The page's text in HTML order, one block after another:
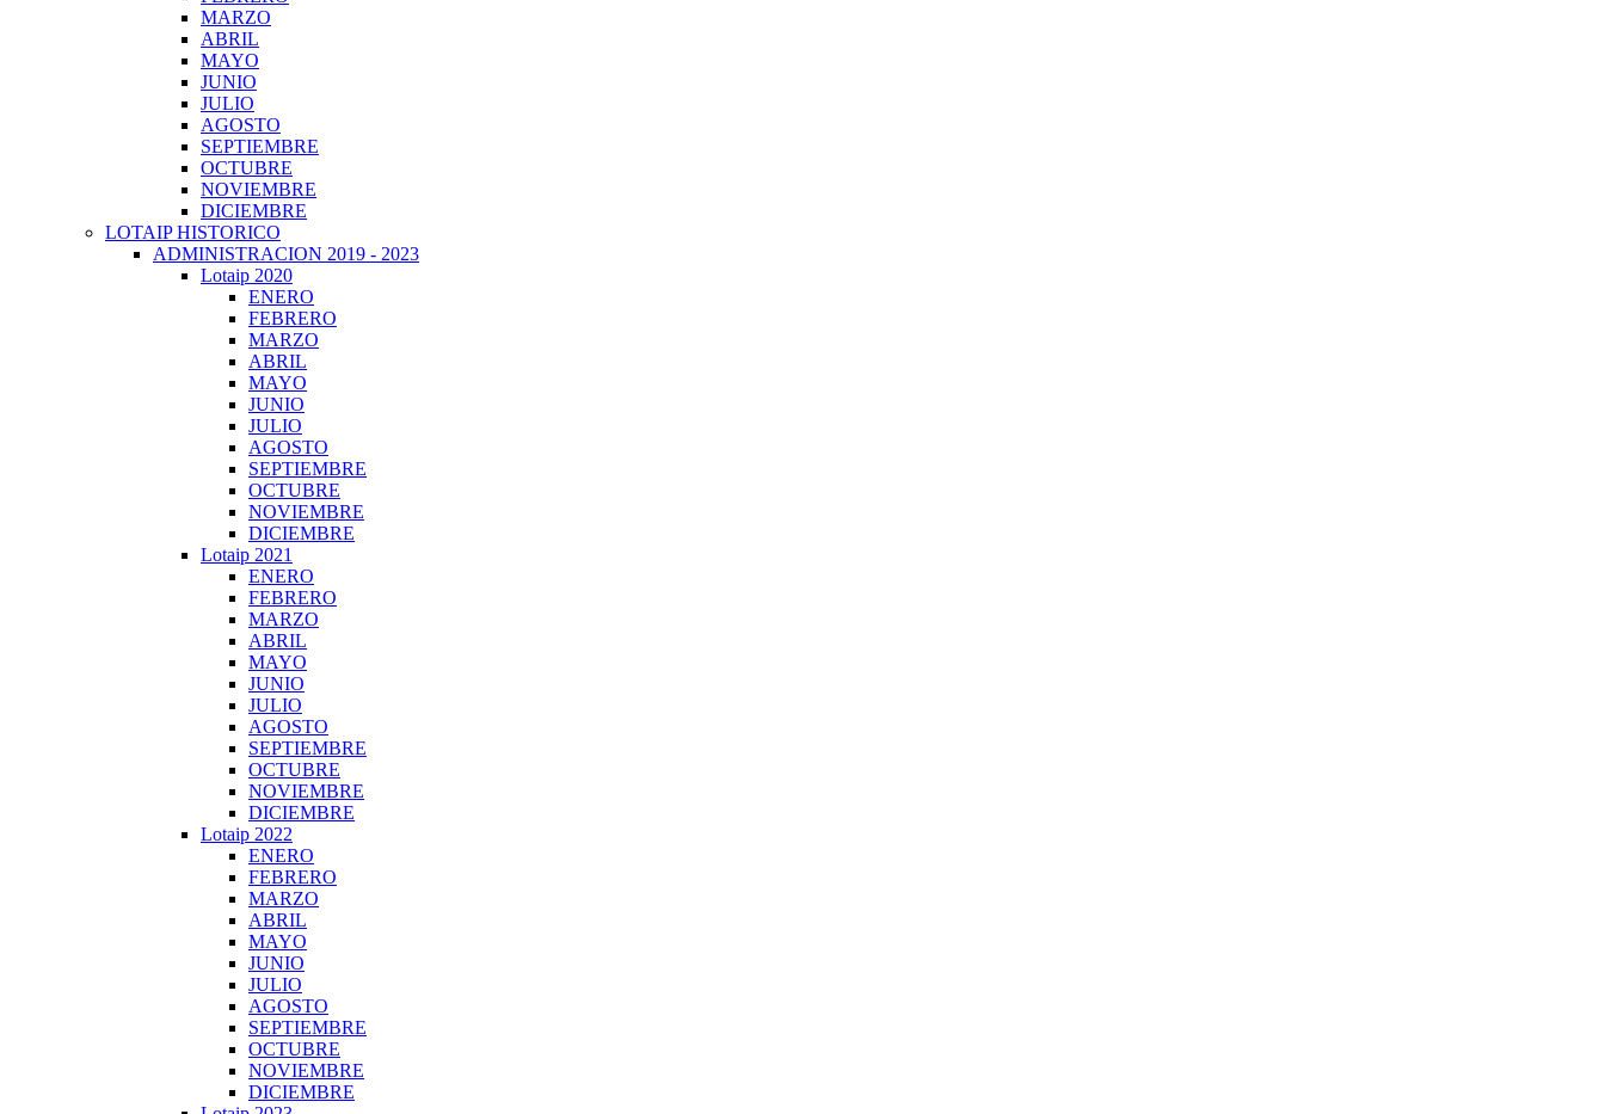
MARZO
ABRIL
MAYO
JUNIO
JULIO
AGOSTO
SEPTIEMBRE
OCTUBRE
NOVIEMBRE
DICIEMBRE
LOTAIP HISTORICO
ADMINISTRACION 2019 - 2023
Lotaip 2020
ENERO
FEBRERO
MARZO
ABRIL
MAYO
JUNIO
JULIO
AGOSTO
SEPTIEMBRE
OCTUBRE
NOVIEMBRE
DICIEMBRE
Lotaip 2021
ENERO
FEBRERO
MARZO
ABRIL
MAYO
JUNIO
JULIO
AGOSTO
SEPTIEMBRE
OCTUBRE
NOVIEMBRE
DICIEMBRE
Lotaip 2022
ENERO
FEBRERO
MARZO
ABRIL
MAYO
JUNIO
JULIO
AGOSTO
SEPTIEMBRE
OCTUBRE
NOVIEMBRE
DICIEMBRE